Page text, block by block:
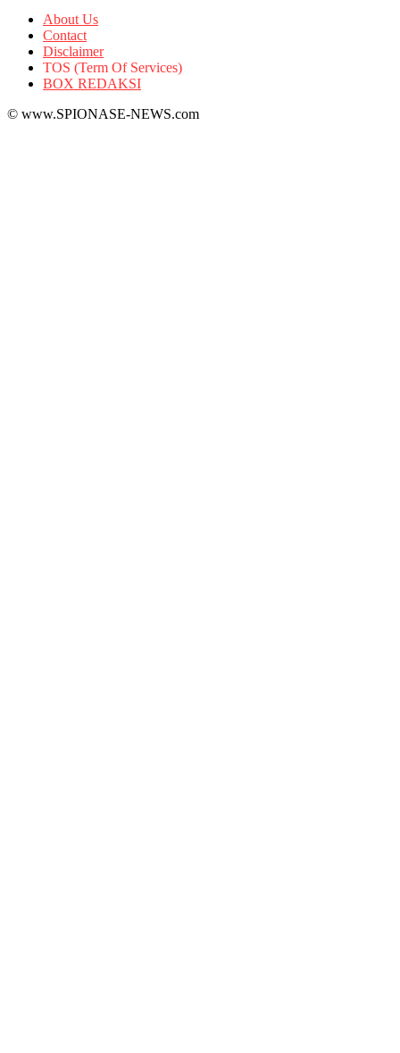
About Us
Contact
Disclaimer
TOS (Term Of Services)
BOX REDAKSI
© www.SPIONASE-NEWS.com